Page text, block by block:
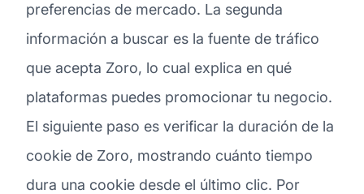
preferencias de mercado. La segunda
información a buscar es la fuente de tráfico
que acepta Zoro, lo cual explica en qué
plataformas puedes promocionar tu negocio.
El siguiente paso es verificar la duración de la
cookie de Zoro, mostrando cuánto tiempo
dura una cookie desde el último clic. Por